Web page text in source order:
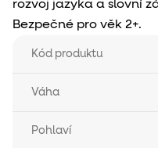
rozvoj jazyka a slovní
Bezpečné pro věk 2+.
Kód produktu
Váha
Pohlaví